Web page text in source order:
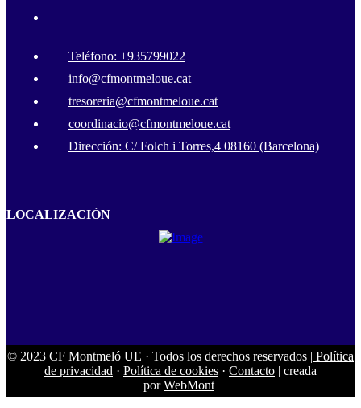
Teléfono: +935799022
info@cfmontmeloue.cat
tresoreria@cfmontmeloue.cat
coordinacio@cfmontmeloue.cat
Dirección: C/ Folch i Torres,4 08160 (Barcelona)
LOCALIZACIÓN
© 2023 CF Montmeló UE · Todos los derechos reservados | Política
de privacidad · Política de cookies · Contacto | creada
por WebMont